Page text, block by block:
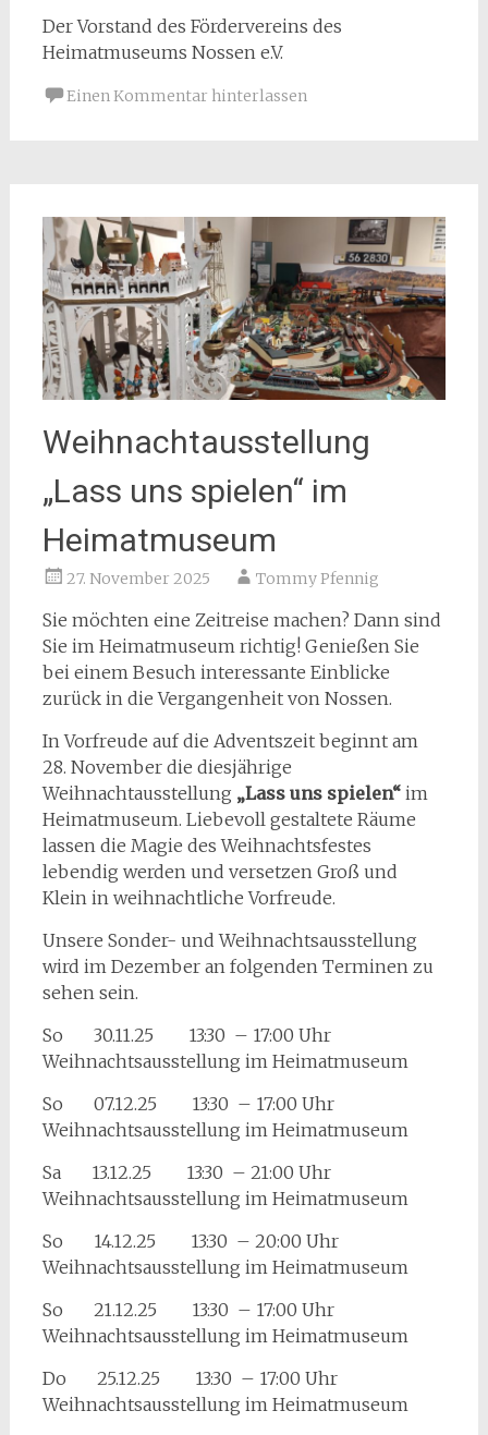
Der Vorstand des Fördervereins des
Heimatmuseums Nossen e.V.
Einen Kommentar hinterlassen
Weihnachtausstellung
„Lass uns spielen“ im
Heimatmuseum
27. November 2025 Tommy Pfennig
Sie möchten eine Zeitreise machen? Dann sind
Sie im Heimatmuseum richtig! Genießen Sie
bei einem Besuch interessante Einblicke
zurück in die Vergangenheit von Nossen.
In Vorfreude auf die Adventszeit beginnt am
28. November die diesjährige
Weihnachtausstellung „Lass uns spielen“im
Heimatmuseum. Liebevoll gestaltete Räume
lassen die Magie des Weihnachtsfestes
lebendig werden und versetzen Groß und
Klein in weihnachtliche Vorfreude.
Unsere Sonder- und Weihnachtsausstellung
wird im Dezember an folgenden Terminen zu
sehen sein.
So 30.11.25 13:30 – 17:00 Uhr
Weihnachtsausstellung im Heimatmuseum
So 07.12.25 13:30 – 17:00 Uhr
Weihnachtsausstellung im Heimatmuseum
Sa 13.12.25 13:30 – 21:00 Uhr
Weihnachtsausstellung im Heimatmuseum
So 14.12.25 13:30 – 20:00 Uhr
Weihnachtsausstellung im Heimatmuseum
So 21.12.25 13:30 – 17:00 Uhr
Weihnachtsausstellung im Heimatmuseum
Do 25.12.25 13:30 – 17:00 Uhr
Weihnachtsausstellung im Heimatmuseum